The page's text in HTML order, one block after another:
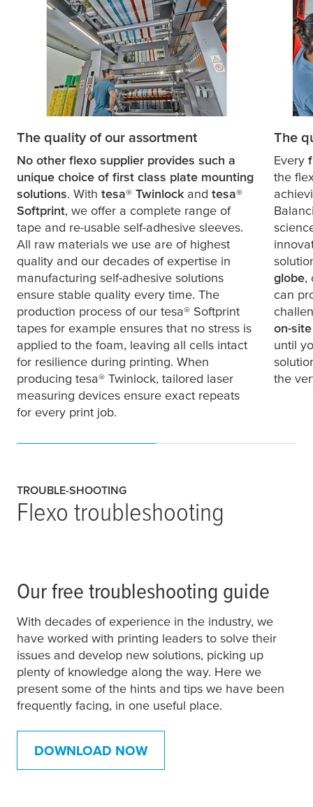
The quality of our assortment
No other flexo supplier provides such a
unique choice of first class plate mounting
solutions. With tesa® Twinlock and tesa®
Softprint, we offer a complete range of
tape and re-usable self-adhesive sleeves.
All raw materials we use are of highest
quality and our decades of expertise in
manufacturing self-adhesive solutions
ensure stable quality every time. The
production process of our tesa® Softprint
tapes for example ensures that no stress is
applied to the foam, leaving all cells intact
for resilience during printing. When
producing tesa® Twinlock, tailored laser
measuring devices ensure exact repeats
for every print job.
The
Every
the
globe,
can
on-
until
the
TROUBLE-SHOOTING
Flexo troubleshooting
Our free troubleshooting guide
With decades of experience in the industry, we
have worked with printing leaders to solve their
issues and develop new solutions, picking up
plenty of knowledge along the way. Here we
present some of the hints and tips we have been
frequently facing, in one useful place.
DOWNLOAD NOW